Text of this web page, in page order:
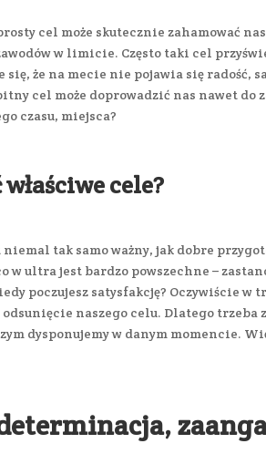
cel może skutecznie zahamować
w limicie. Często taki cel
się, że na mecie nie pojawia się radość,
cel może doprowadzić nas nawet do
czasu, miejsca?
cele?
niemal tak samo ważny, jak dobre
w ultra jest bardzo powszechne –
poczujesz satysfakcję? Oczywiście
naszego celu. Dlatego trzeba
dysponujemy w danym momencie.